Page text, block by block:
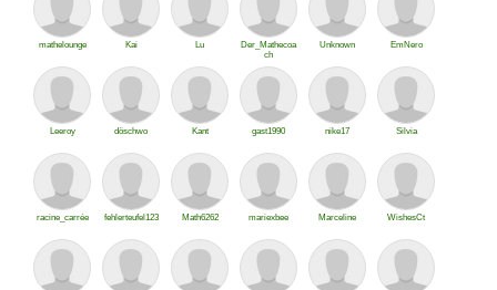
mathelounge Kai Lu
Der_Mathecoa
ch
Unknown EmNero
Leeroy döschwo Kant gast1990 nike17 Silvia
racine_carrée fehlerteufel123 Math6262 mariexbee Marceline WishesCt